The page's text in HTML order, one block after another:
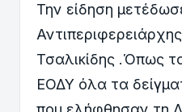
Την είδηση
Τσαλικίδης .Όπως
ΕΟΔΥ όλα τα